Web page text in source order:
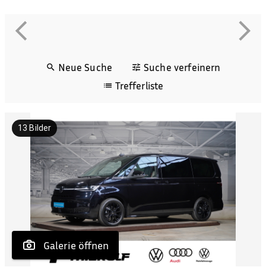
Neue Suche
Suche verfeinern
Trefferliste
Galerie öffnen
13 Bilder